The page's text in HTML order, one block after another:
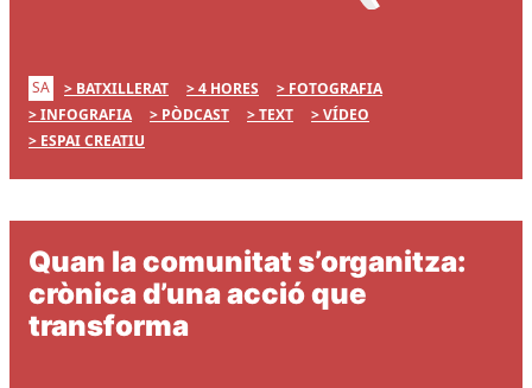
SA BATXILLERAT 4 HORES
FOTOGRAFIA
INFOGRAFIA
PÒDCAST TEXT
VÍDEO
ESPAI CREATIU
Quan la comunitat s’organitza:
crònica d’una acció que
transforma